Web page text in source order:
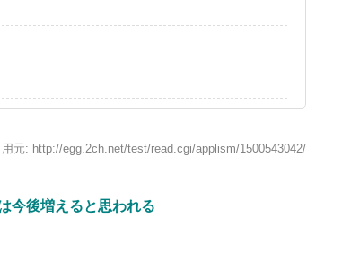
用元: http://egg.2ch.net/test/read.cgi/applism/1500543042/
今後増えると思われる